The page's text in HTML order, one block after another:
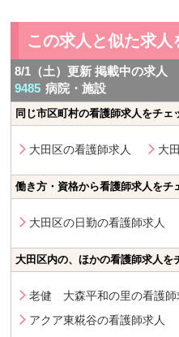
この求人と似た求人
8/1（土）更新 掲載中の求人
9485 病院・施設
同じ市区町村の看護師求人をチェ
大田区の看護師求人 大
働き方・資格から看護師求人をチ
大田区の日勤の看護師求人
大田区内の、ほかの看護師求人を
老健 大森平和の里の看護師
アクア東糀谷の看護師求人